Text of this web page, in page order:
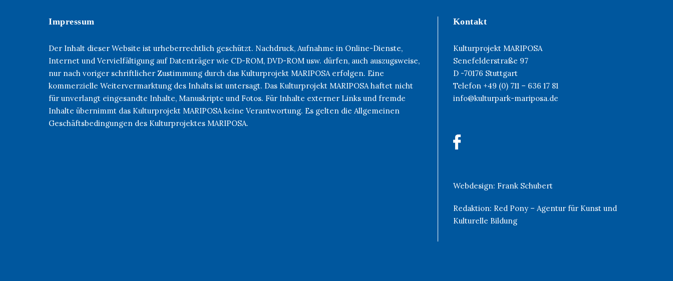
Impressum
Der Inhalt dieser Website ist urheberrechtlich geschützt. Nachdruck, Aufnahme in Online-Dienste,
Internet und Vervielfältigung auf Datenträger wie CD-ROM, DVD-ROM usw. dürfen, auch auszugsweise,
nur nach voriger schriftlicher Zustimmung durch das Kulturprojekt MARIPOSA erfolgen. Eine
kommerzielle Weitervermarktung des Inhalts ist untersagt. Das Kulturprojekt MARIPOSA haftet nicht
für unverlangt eingesandte Inhalte, Manuskripte und Fotos. Für Inhalte externer Links und fremde
Inhalte übernimmt das Kulturprojekt MARIPOSA keine Verantwortung. Es gelten die Allgemeinen
Geschäftsbedingungen des Kulturprojektes MARIPOSA.
Kontakt
Kulturprojekt MARIPOSA
Senefelderstraße 97
D -70176 Stuttgart
Telefon +49 (0) 711 – 636 17 81
info@kulturpark-mariposa.de
Webdesign: Frank Schubert
Redaktion: Red Pony – Agentur für Kunst und
Kulturelle Bildung